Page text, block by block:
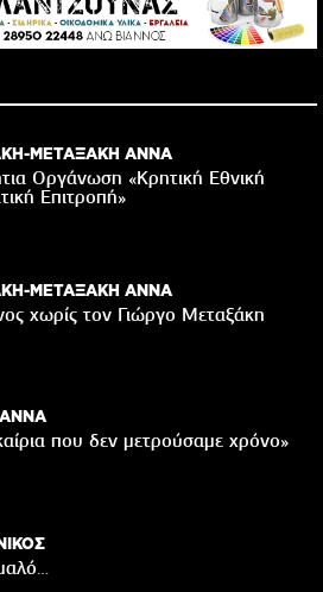
ΜΕΤΑΞΑΚΗ ΑΝΝΑ
Οργάνωση «Κρητική Εθνική
Eπιτροπή»
ΜΕΤΑΞΑΚΗ ΑΝΝΑ
χωρίς τον Γιώργο Μεταξάκη
που δεν μετρούσαμε χρόνο»